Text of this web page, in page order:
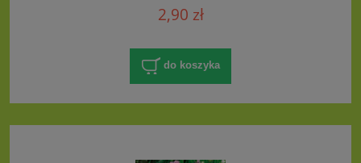
2,90 zł
do koszyka